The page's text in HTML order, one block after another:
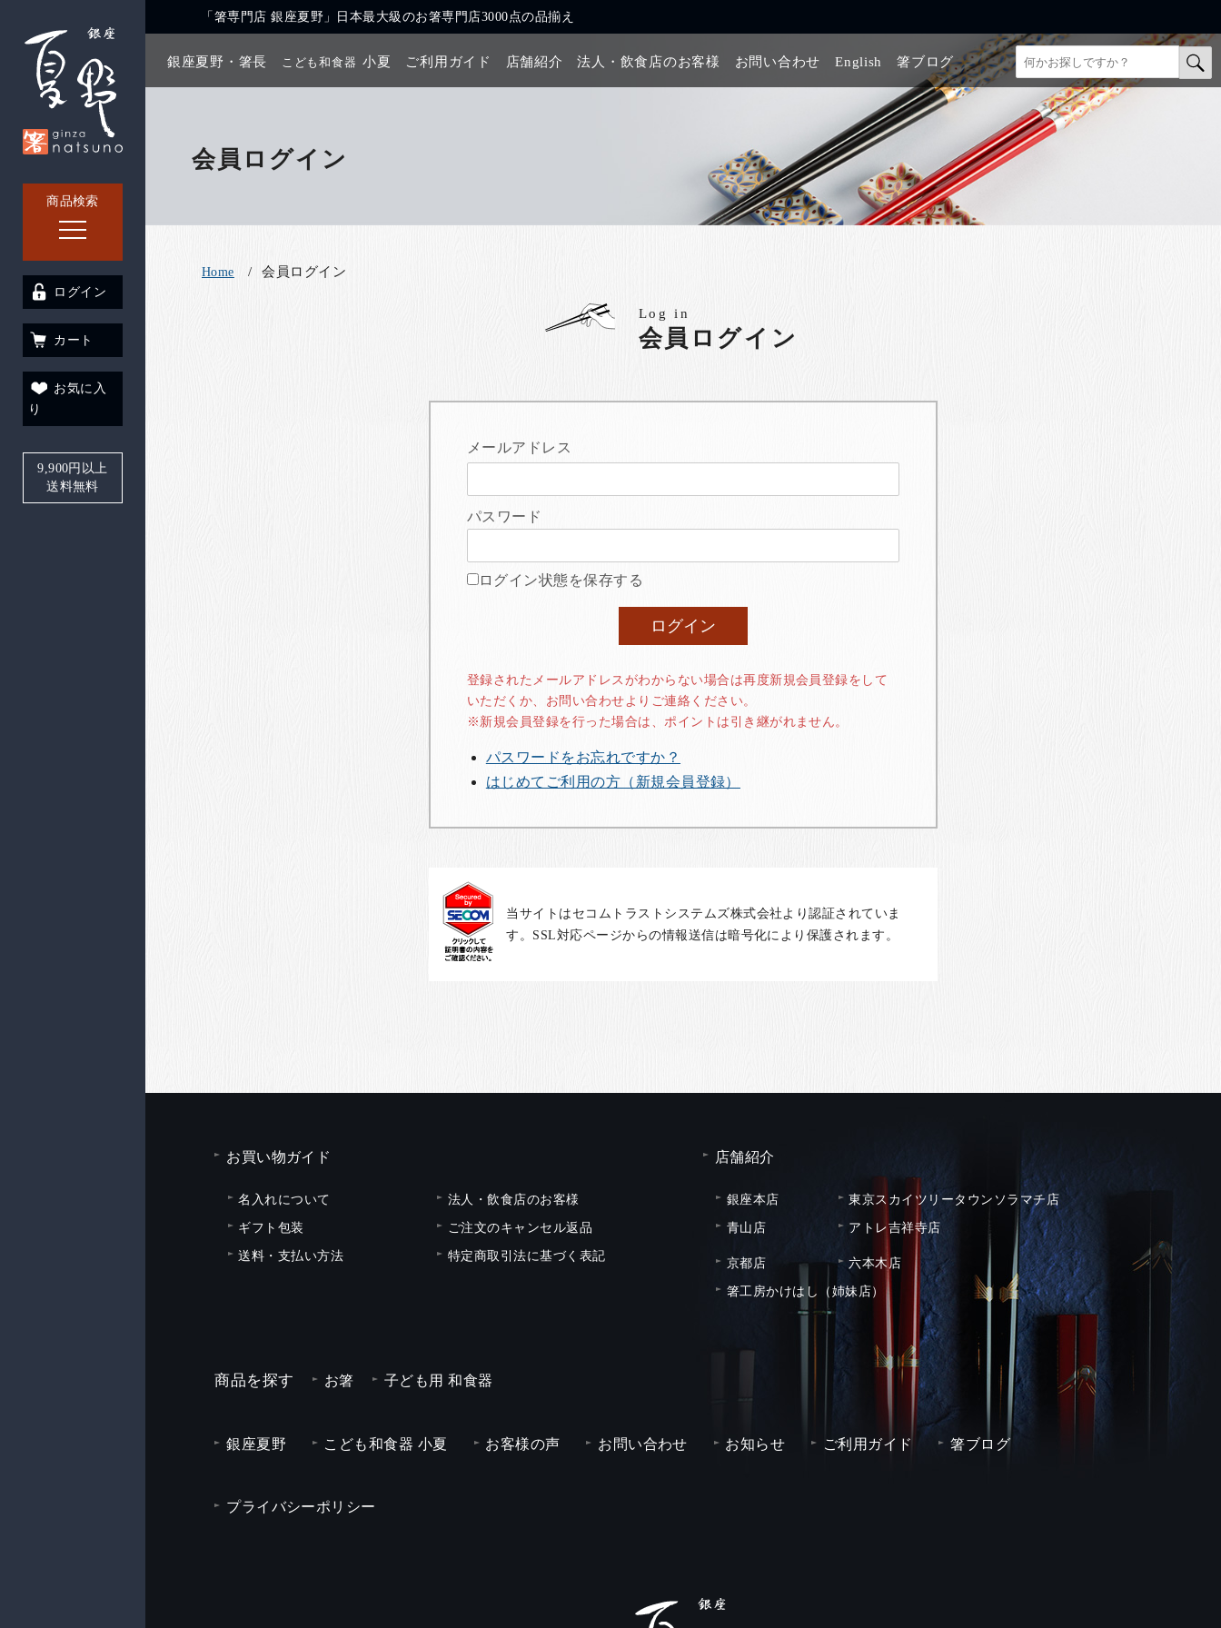
商品検索
「箸専門店 銀座夏野」日本最大級のお箸専門店3000点の品揃え
銀座夏野・箸長 こども和食器 小夏 ご利用ガイド 店舗紹介 法人・飲食店のお客様 お問い合わせ English 箸ブログ
ログイン
カート
お気に入
り
9,900円以上
送料無料
会員ログイン
Home 会員ログイン
Log in
会員ログイン
メールアドレス
パスワード
ログイン状態を保存する
登録されたメールアドレスがわからない場合は再度新規会員登録をして
いただくか、お問い合わせよりご連絡ください。
※新規会員登録を行った場合は、ポイントは引き継がれません。
パスワードをお忘れですか？
はじめてご利用の方（新規会員登録）
当サイトはセコムトラストシステムズ株式会社より認証されていま
す。SSL対応ページからの情報送信は暗号化により保護されます。
お買い物ガイド
名入れについて
法人・飲食店のお客様
ギフト包装
ご注文のキャンセル返品
送料・支払い方法
特定商取引法に基づく表記
店舗紹介
銀座本店
東京スカイツリータウンソラマチ店
青山店
アトレ吉祥寺店
京都店
六本木店
箸工房かけはし（姉妹店）
商品を探す お箸 子ども用 和食器
銀座夏野 こども和食器 小夏 お客様の声 お問い合わせ お知らせ ご利用ガイド 箸ブログ
プライバシーポリシー